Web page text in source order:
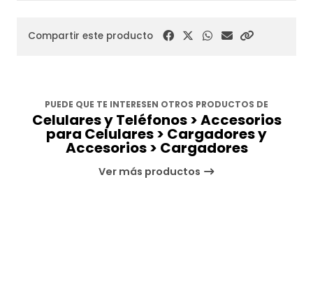
Compartir este producto
PUEDE QUE TE INTERESEN OTROS PRODUCTOS DE
Celulares y Teléfonos > Accesorios
para Celulares > Cargadores y
Accesorios > Cargadores
Ver más productos